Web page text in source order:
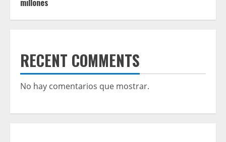
millones
RECENT COMMENTS
No hay comentarios que mostrar.